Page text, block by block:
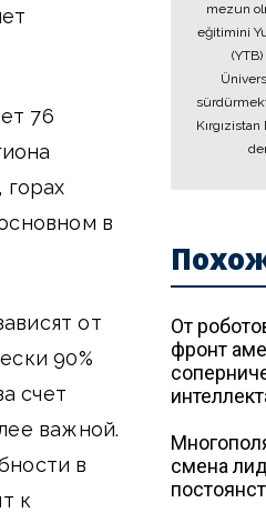
76
горах
в
от
90%
счет
важной.
в
к
mezun
eğitimini
От
фронт
смена